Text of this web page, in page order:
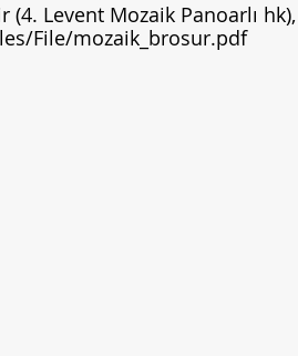
(4. Levent Mozaik Panoarlı
File/mozaik_brosur.pdf